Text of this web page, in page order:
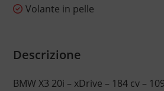
Volante in pelle
Descrizione
BMW X3 20i – xDrive – 184 cv –